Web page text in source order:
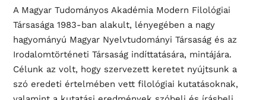
A Magyar Tudományos Akadémia Modern Filológiai
Társasága 1983-ban alakult, lényegében a nagy
hagyományú Magyar Nyelvtudományi Társaság és az
Irodalomtörténeti Társaság indíttatására, mintájára.
Célunk az volt, hogy szervezett keretet nyújtsunk a
szó eredeti értelmében vett filológiai kutatásoknak,